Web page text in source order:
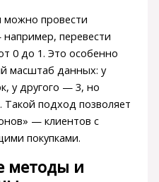
провести
перевести
0 до 1. Это особенно
масштаб данных: у
у другого — 3, но
Такой подход позволяет
— клиентов с
покупками.
методы и